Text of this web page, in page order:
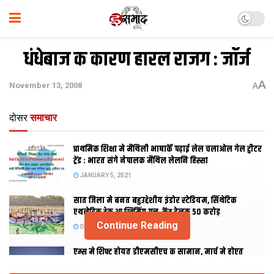
धंधेबाज क कारण हारल राजग : जॉर्ज
November 13, 2008 AA
दोसर समाचार
प्राथमिक शि‍क्षा मे मैथि‍ली भाषाकेँ पढ़ाई लेल चलाओल गेल ट्वीटर
ट्रेंड : भारत संगे नेपालक मैथिल लेलनि हिस्सा
JANUARY 5, 2021
सात जिला मे बनत बहुउद्देशीय इंडोर स्‍टेडि‍यम, सिंथेटिक
एथलेटिक ट्रेक आ स्विमिंग पुल, केंद्र देलक 50 करोड़
DECEMBER 26, 2020
एम्स मे शिफ्ट होयत डीएमसीएच क सामान, मार्च मे होएत
Continue Reading